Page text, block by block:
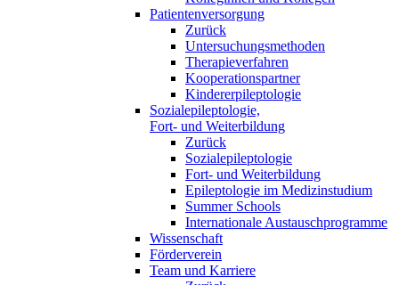
Patientenversorgung
Zurück
Untersuchungsmethoden
Therapieverfahren
Kooperationspartner
Kindererpileptologie
Sozialepileptologie,
Fort- und Weiterbildung
Zurück
Sozialepileptologie
Fort- und Weiterbildung
Epileptologie im Medizinstudium
Summer Schools
Internationale Austauschprogramme
Wissenschaft
Förderverein
Team und Karriere